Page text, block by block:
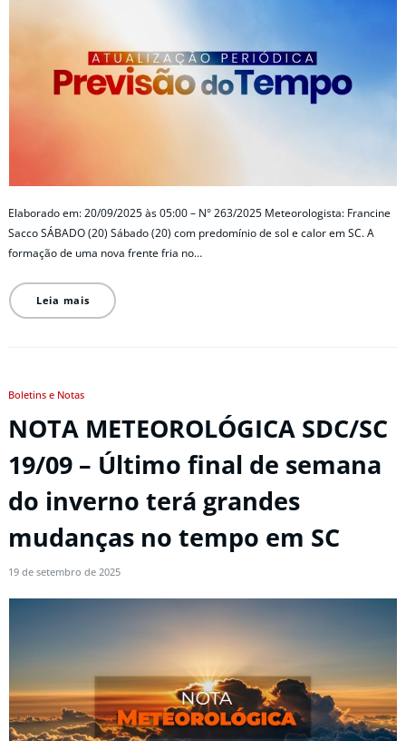
Elaborado em: 20/09/2025 às 05:00 – N° 263/2025 Meteorologista: Francine
Sacco SÁBADO (20) Sábado (20) com predomínio de sol e calor em SC. A
formação de uma nova frente fria no…
Leia mais
Boletins e Notas
NOTA METEOROLÓGICA SDC/SC
19/09 – Último final de semana
do inverno terá grandes
mudanças no tempo em SC
19 de setembro de 2025